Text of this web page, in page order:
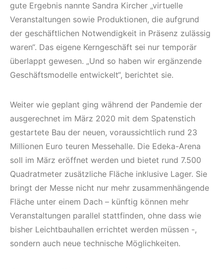
gute Ergebnis nannte Sandra Kircher „virtuelle
Veranstaltungen sowie Produktionen, die aufgrund
der geschäftlichen Notwendigkeit in Präsenz zulässig
waren“. Das eigene Kerngeschäft sei nur temporär
überlappt gewesen. „Und so haben wir ergänzende
Geschäftsmodelle entwickelt“, berichtet sie.
Weiter wie geplant ging während der Pandemie der
ausgerechnet im März 2020 mit dem Spatenstich
gestartete Bau der neuen, voraussichtlich rund 23
Millionen Euro teuren Messehalle. Die Edeka-Arena
soll im März eröffnet werden und bietet rund 7.500
Quadratmeter zusätzliche Fläche inklusive Lager. Sie
bringt der Messe nicht nur mehr zusammenhängende
Fläche unter einem Dach – künftig können mehr
Veranstaltungen parallel stattfinden, ohne dass wie
bisher Leichtbauhallen errichtet werden müssen -,
sondern auch neue technische Möglichkeiten.